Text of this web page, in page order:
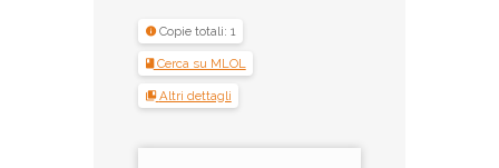
Copie totali: 1
Cerca su MLOL
Altri dettagli